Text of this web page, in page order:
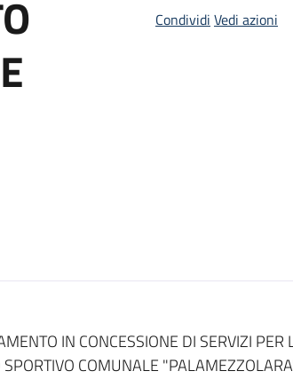
Condividi Vedi azioni
IN CONCESSIONE DI SERVIZI PER
COMUNALE